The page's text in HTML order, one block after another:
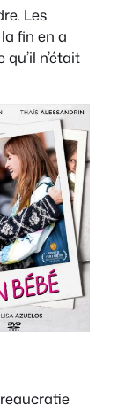
Les
fin en a
n’était